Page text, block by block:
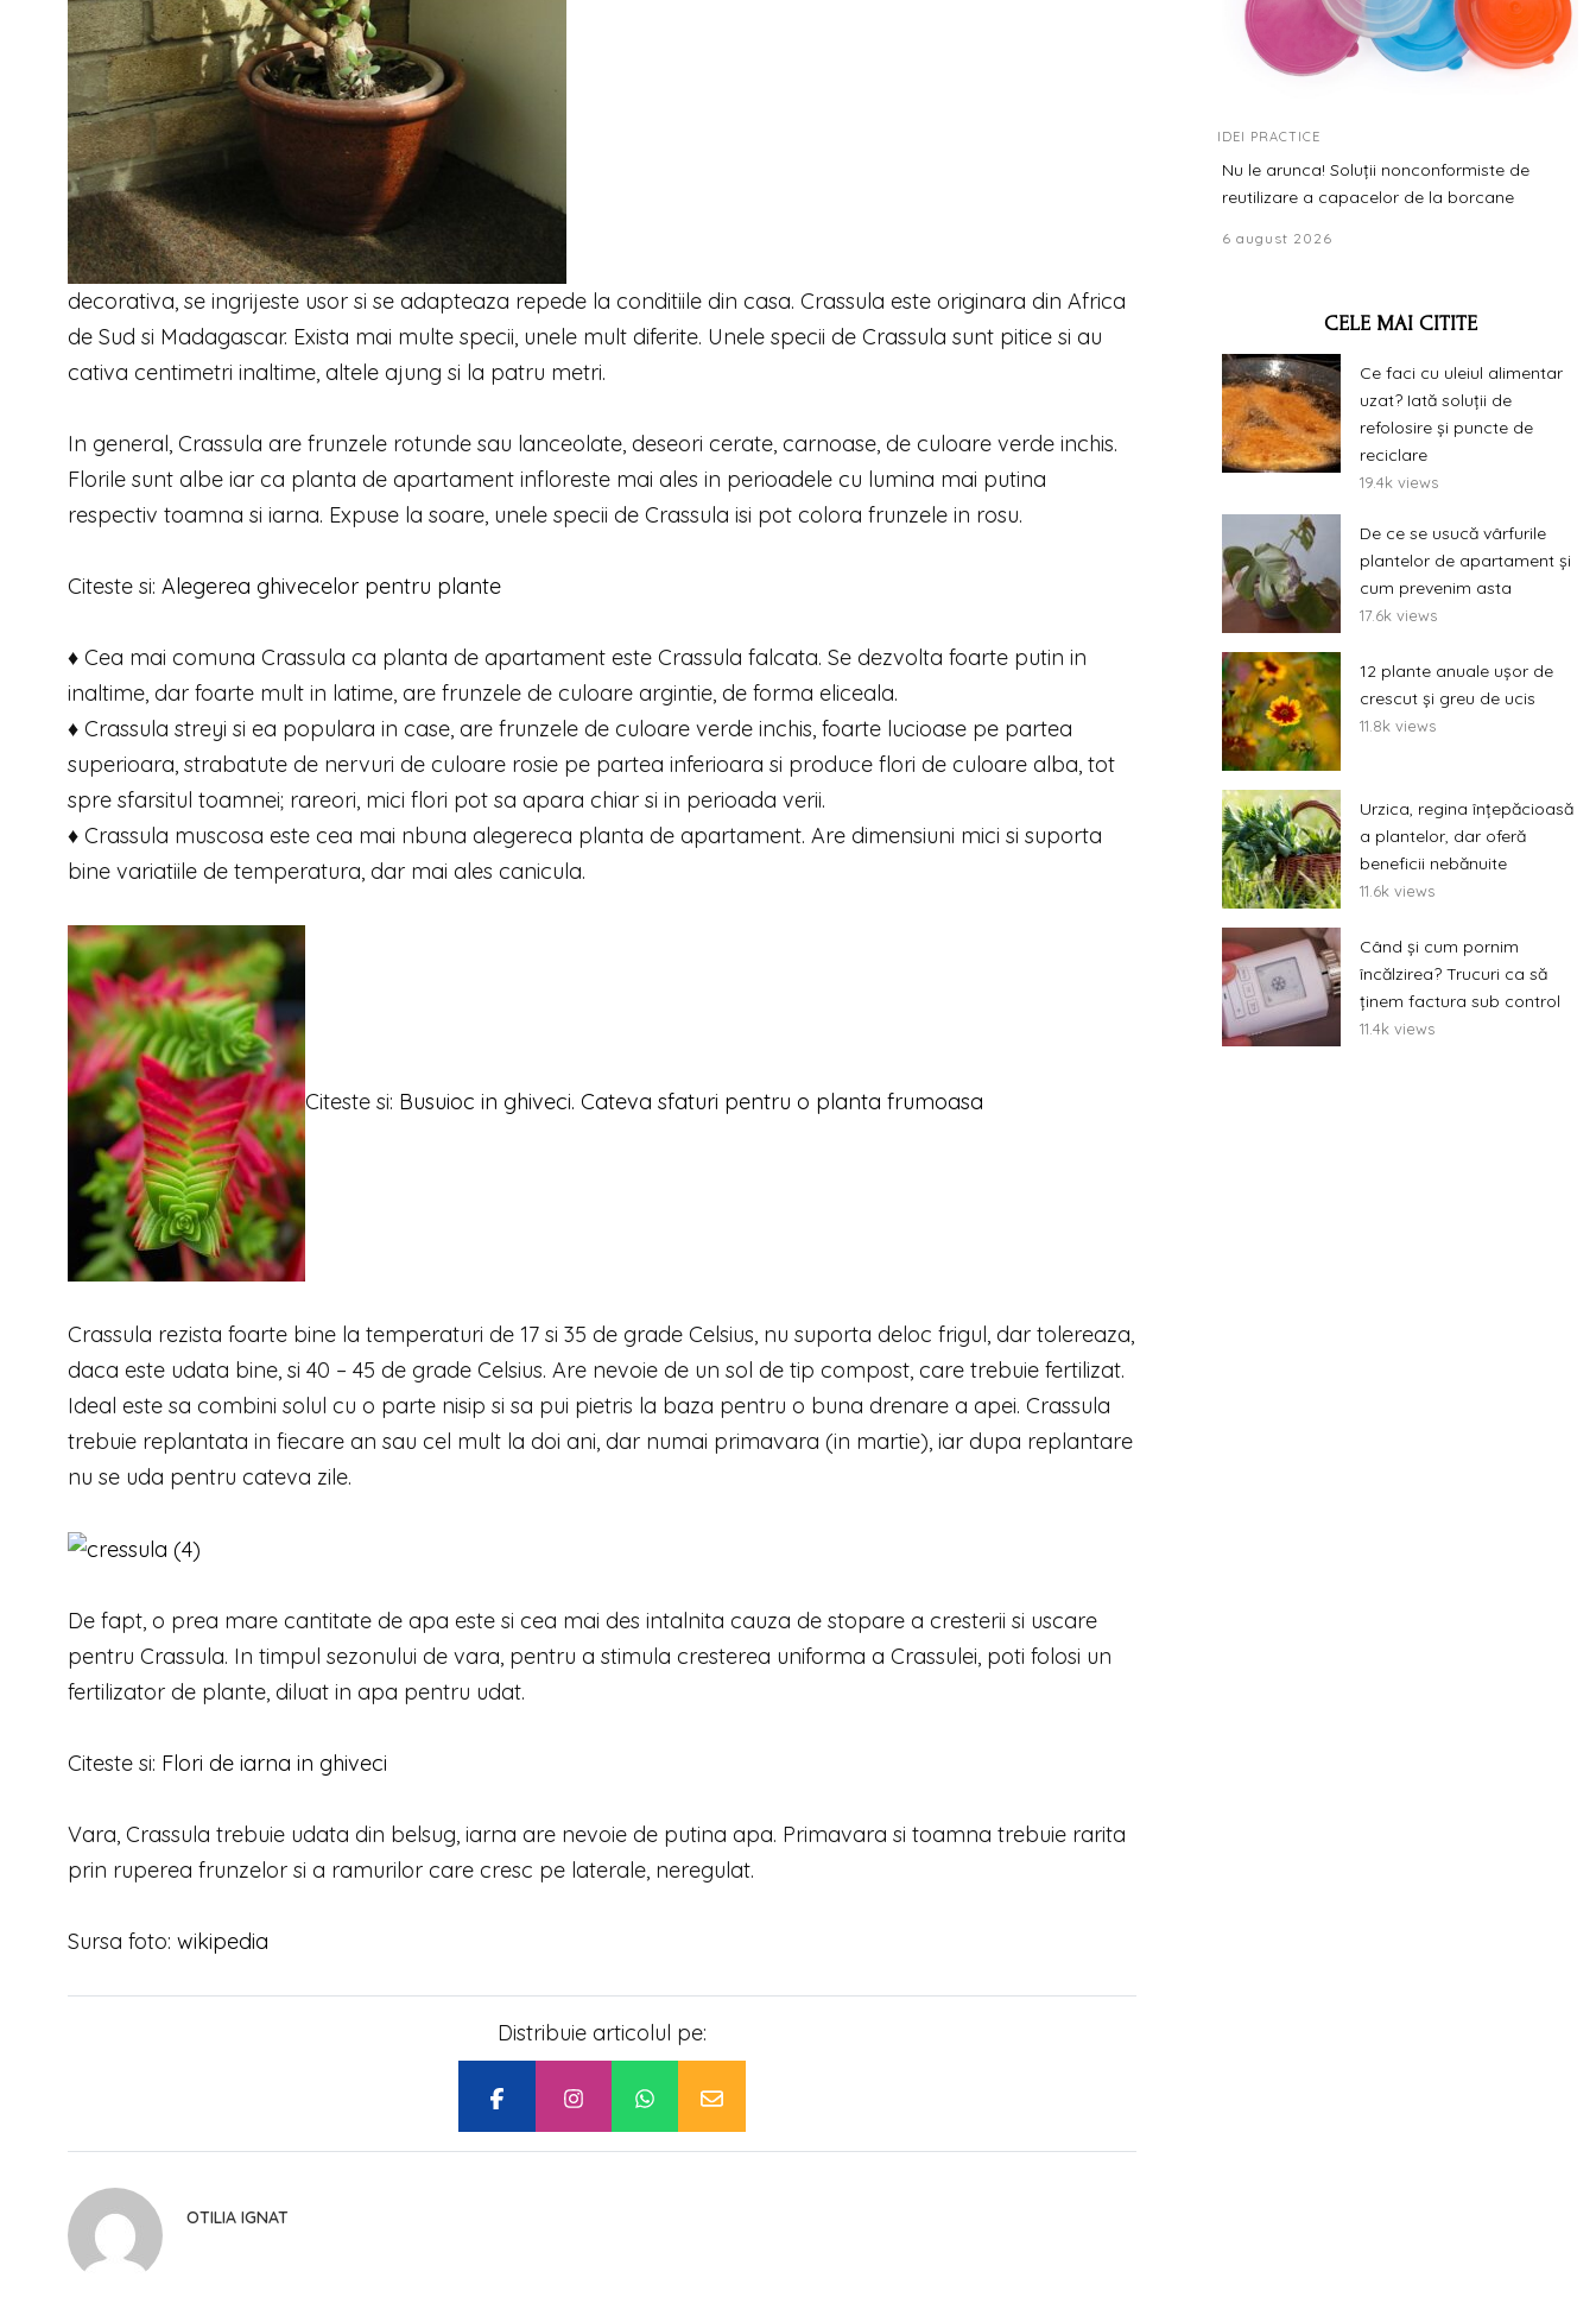
decorativa, se ingrijeste usor si se adapteaza repede la conditiile din casa. Crassula este originara din Africa
de Sud si Madagascar. Exista mai multe specii, unele mult diferite. Unele specii de Crassula sunt pitice si au
cativa centimetri inaltime, altele ajung si la patru metri.
In general, Crassula are frunzele rotunde sau lanceolate, deseori cerate, carnoase, de culoare verde inchis.
Florile sunt albe iar ca planta de apartament infloreste mai ales in perioadele cu lumina mai putina
respectiv toamna si iarna. Expuse la soare, unele specii de Crassula isi pot colora frunzele in rosu.
Citeste si: Alegerea ghivecelor pentru plante
♦ Cea mai comuna Crassula ca planta de apartament este Crassula falcata. Se dezvolta foarte putin in
inaltime, dar foarte mult in latime, are frunzele de culoare argintie, de forma eliceala.
♦ Crassula streyi si ea populara in case, are frunzele de culoare verde inchis, foarte lucioase pe partea
superioara, strabatute de nervuri de culoare rosie pe partea inferioara si produce flori de culoare alba, tot
spre sfarsitul toamnei; rareori, mici flori pot sa apara chiar si in perioada verii.
♦ Crassula muscosa este cea mai nbuna alegereca planta de apartament. Are dimensiuni mici si suporta
bine variatiile de temperatura, dar mai ales canicula.
Citeste si: Busuioc in ghiveci. Cateva sfaturi pentru o planta frumoasa
Crassula rezista foarte bine la temperaturi de 17 si 35 de grade Celsius, nu suporta deloc frigul, dar tolereaza,
daca este udata bine, si 40 – 45 de grade Celsius. Are nevoie de un sol de tip compost, care trebuie fertilizat.
Ideal este sa combini solul cu o parte nisip si sa pui pietris la baza pentru o buna drenare a apei. Crassula
trebuie replantata in fiecare an sau cel mult la doi ani, dar numai primavara (in martie), iar dupa replantare
nu se uda pentru cateva zile.
De fapt, o prea mare cantitate de apa este si cea mai des intalnita cauza de stopare a cresterii si uscare
pentru Crassula. In timpul sezonului de vara, pentru a stimula cresterea uniforma a Crassulei, poti folosi un
fertilizator de plante, diluat in apa pentru udat.
Citeste si: Flori de iarna in ghiveci
Vara, Crassula trebuie udata din belsug, iarna are nevoie de putina apa. Primavara si toamna trebuie rarita
prin ruperea frunzelor si a ramurilor care cresc pe laterale, neregulat.
Sursa foto: wikipedia
Distribuie articolul pe:
OTILIA IGNAT
IDEI PRACTICE
Nu le arunca! Soluții nonconformiste de
reutilizare a capacelor de la borcane
6 august 2026
CELE MAI CITITE
Ce faci cu uleiul alimentar
uzat? Iată soluții de
refolosire și puncte de
reciclare
19.4k views
De ce se usucă vârfurile
plantelor de apartament și
cum prevenim asta
17.6k views
12 plante anuale ușor de
crescut și greu de ucis
11.8k views
Urzica, regina înțepăcioasă
a plantelor, dar oferă
beneficii nebănuite
11.6k views
Când și cum pornim
încălzirea? Trucuri ca să
ținem factura sub control
11.4k views